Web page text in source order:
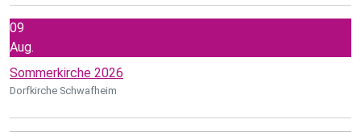
09
Aug.
Sommerkirche 2026
Dorfkirche Schwafheim